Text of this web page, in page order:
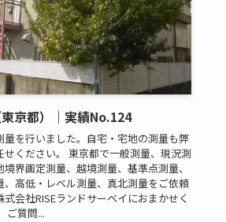
京都）｜実績No.124
量を行いました。自宅・宅地の測量も弊
せください。 東京都で一般測量、現況測
境界画定測量、越境測量、基準点測量、
、高低・レベル測量、真北測量をご依頼
式会社RISEランドサーベイにおまかせく
ご質問...